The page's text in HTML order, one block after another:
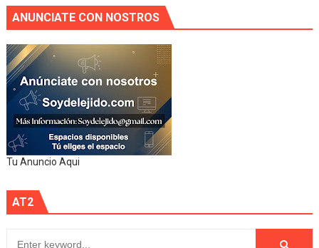
ANUNCIATE CON NOSTROS
Tu Anuncio Aqui
AT2